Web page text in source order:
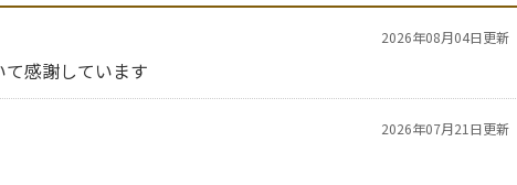
2026年08月04日更新
感謝しています
2026年07月21日更新